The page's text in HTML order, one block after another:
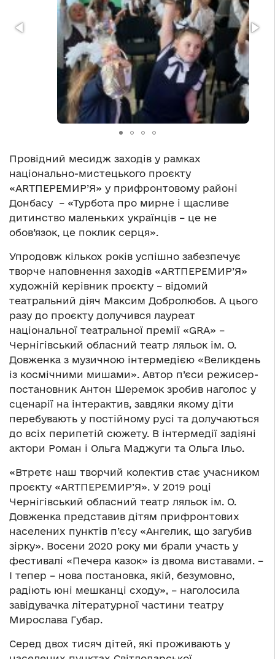
Провідний месидж заходів у рамках
національно-мистецького проєкту
«ARTПЕРЕМИР’Я» у прифронтовому районі
Донбасу – «Турбота про мирне і щасливе
дитинство маленьких українців – це не
обов’язок, це поклик серця».
Упродовж кількох років успішно забезпечує
творче наповнення заходів «ARTПЕРЕМИР’Я»
художній керівник проєкту – відомий
театральний діяч Максим Добролюбов. А цього
разу до проєкту долучився лауреат
національної театральної премії «GRA» –
Чернігівський обласний театр ляльок ім. О.
Довженка з музичною інтермедією «Великдень
із космічними мишами». Автор п’єси режисер-
постановник Антон Шеремок зробив наголос у
сценарії на інтерактив, завдяки якому діти
перебувають у постійному русі та долучаються
до всіх перипетій сюжету. В інтермедії задіяні
актори Роман і Ольга Маджуги та Ольга Ільо.
«Втретє наш творчий колектив стає учасником
проєкту «ARTПЕРЕМИР’Я». У 2019 році
Чернігівський обласний театр ляльок ім. О.
Довженка представив дітям прифронтових
населених пунктів п’єсу «Ангелик, що загубив
зірку». Восени 2020 року ми брали участь у
фестивалі «Печера казок» із двома виставами. –
І тепер – нова постановка, якій, безумовно,
радіють юні мешканці сходу», – наголосила
завідувачка літературної частини театру
Мирослава Губар.
Серед двох тисяч дітей, які проживають у